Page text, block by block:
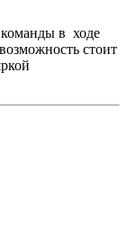
в ходе
стоит